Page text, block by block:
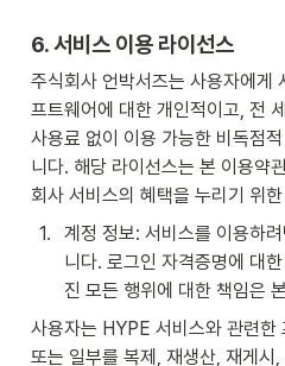
6. 서비스 이용 라이선스
주식회사 언박서즈는 사용자에게
프트웨어에 대한 개인적이고, 전
사용료 없이 이용 가능한 비독점
니다. 해당 라이선스는 본 이용약
회사 서비스의 혜택을 누리기 위
1.
계정 정보: 서비스를 이용하
니다. 로그인 자격증명에 대
진 모든 행위에 대한 책임은
사용자는 HYPE 서비스와 관련한
또는 일부를 복제, 재생산, 재게시